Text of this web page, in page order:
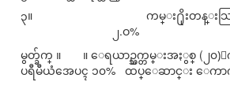
၃။ ကမ္း႐ိုးတန္းသြား
၂.ဝ%
မွတ္ခ်က္ ။ ။ ေရယာဥ္သက္တမ္းအႏွစ္ (၂၀
ပရီမီယံအေပၚ ၁၀% ထပ္ေဆာင္း ေကာ